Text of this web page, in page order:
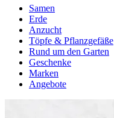
Samen
Erde
Anzucht
Töpfe & Pflanzgefäße
Rund um den Garten
Geschenke
Marken
Angebote